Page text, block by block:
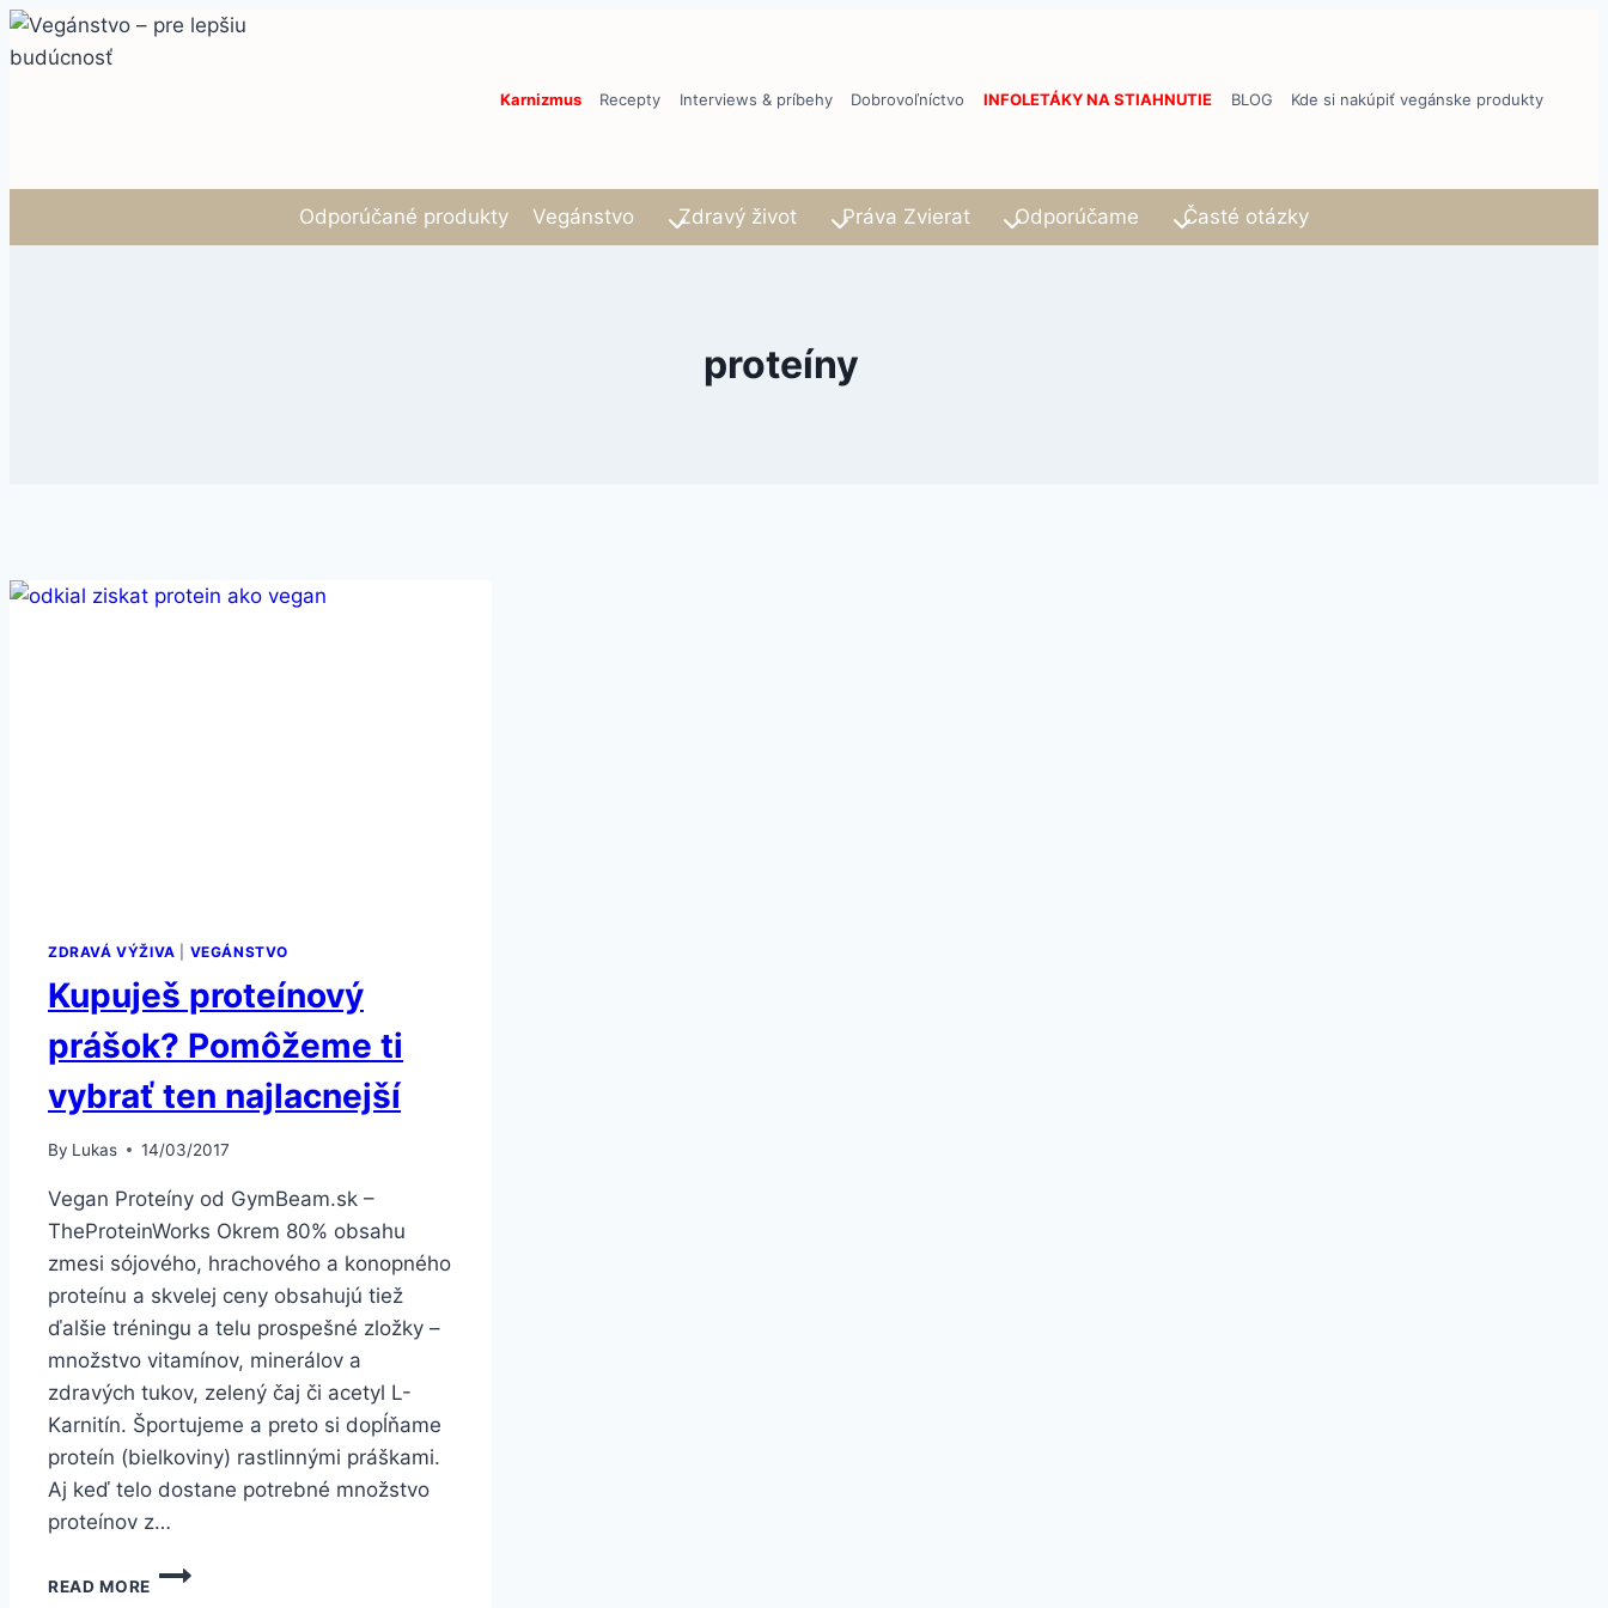
Skip
to
Karnizmus Recepty Interviews & príbehy Dobrovoľníctvo INFOLETÁKY NA STIAHNUTIE BLOG Kde si nakúpiť vegánske produkty
Odporúčané produkty Vegánstvo Zdravý život Práva Zvierat Odporúčame Časté otázky
proteíny
ZDRAVÁ VÝŽIVA VEGÁNSTVO
Kupuješ proteínový
prášok? Pomôžeme ti
vybrať ten najlacnejší
By Lukas 14/03/2017
Vegan Proteíny od GymBeam.sk –
TheProteinWorks Okrem 80% obsahu
zmesi sójového, hrachového a konopného
proteínu a skvelej ceny obsahujú tiež
ďalšie tréningu a telu prospešné zložky –
množstvo vitamínov, minerálov a
zdravých tukov, zelený čaj či acetyl L-
Karnitín. Športujeme a preto si dopĺňame
proteín (bielkoviny) rastlinnými práškami.
Aj keď telo dostane potrebné množstvo
proteínov z…
READ MORE
KUPUJEŠ